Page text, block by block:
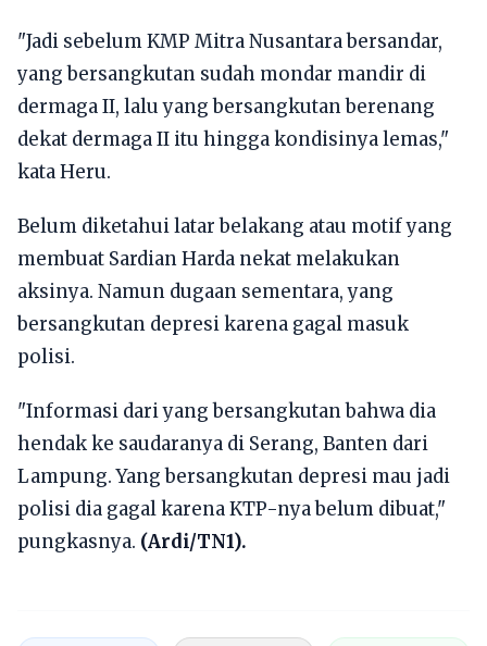
"Jadi sebelum KMP Mitra Nusantara bersandar,
yang bersangkutan sudah mondar mandir di
dermaga II, lalu yang bersangkutan berenang
dekat dermaga II itu hingga kondisinya lemas,"
kata Heru.
Belum diketahui latar belakang atau motif yang
membuat Sardian Harda nekat melakukan
aksinya. Namun dugaan sementara, yang
bersangkutan depresi karena gagal masuk
polisi.
"Informasi dari yang bersangkutan bahwa dia
hendak ke saudaranya di Serang, Banten dari
Lampung. Yang bersangkutan depresi mau jadi
polisi dia gagal karena KTP-nya belum dibuat,"
pungkasnya. (Ardi/TN1).